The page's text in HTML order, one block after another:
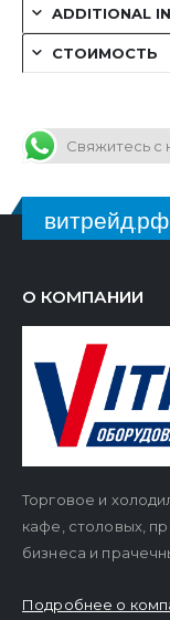
ADDITIONAL
СТОИМОСТЬ
Свяжитесь
витрейд.рф
О КОМПАНИИ
Торговое и
кафе, столовых,
бизнеса и
Подробнее о